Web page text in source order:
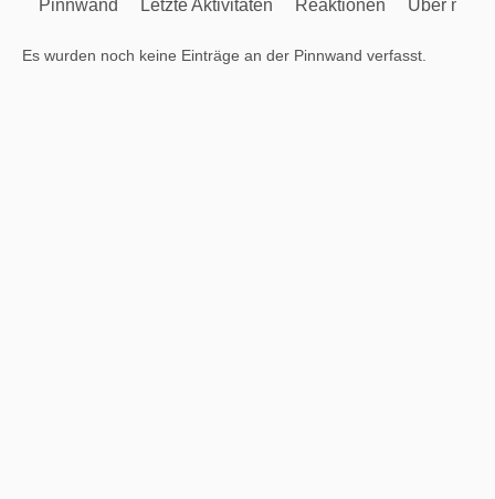
Pinnwand Letzte Aktivitäten Reaktionen Über mich
Es wurden noch keine Einträge an der Pinnwand verfasst.